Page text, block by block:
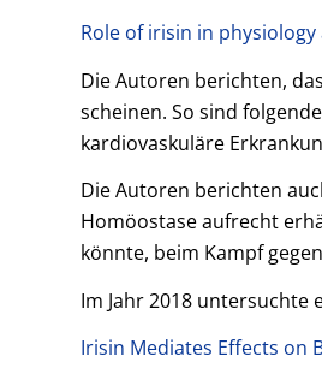
Role of irisin in
Die Autoren berichten,
scheinen. So sind
kardiovaskuläre
Die Autoren berichten
Homöostase aufrecht
könnte, beim Kampf
Im Jahr 2018 untersuchte
Irisin Mediates Effects on